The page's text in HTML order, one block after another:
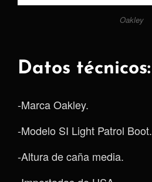
Oakley
Datos técnicos:
-Marca Oakley.
-Modelo SI Light Patrol Boot.
-Altura de caña media.